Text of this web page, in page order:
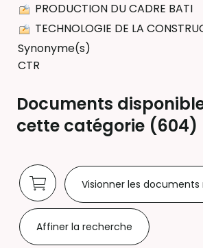
PRODUCTION DU CADRE BATI
TECHNOLOGIE DE LA
Synonyme(s)
CTR
Documents
cette catégorie (604)
Visionner les
Affiner la recherche